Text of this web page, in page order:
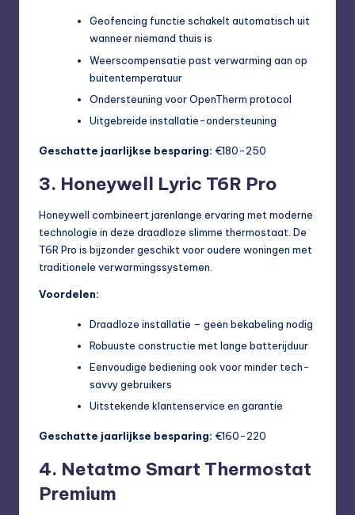
Geofencing functie schakelt automatisch uit
wanneer niemand thuis is
Weerscompensatie past verwarming aan op
buitentemperatuur
Ondersteuning voor OpenTherm protocol
Uitgebreide installatie-ondersteuning
Geschatte jaarlijkse besparing: €180-250
3. Honeywell Lyric T6R Pro
Honeywell combineert jarenlange ervaring met moderne
technologie in deze draadloze slimme thermostaat. De
T6R Pro is bijzonder geschikt voor oudere woningen met
traditionele verwarmingssystemen.
Voordelen:
Draadloze installatie – geen bekabeling nodig
Robuuste constructie met lange batterijduur
Eenvoudige bediening ook voor minder tech-
savvy gebruikers
Uitstekende klantenservice en garantie
Geschatte jaarlijkse besparing: €160-220
4. Netatmo Smart Thermostat
Premium